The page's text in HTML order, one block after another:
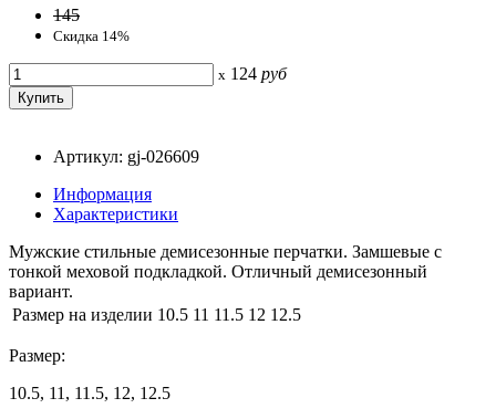
145
Скидка 14%
x 124 руб
Артикул: gj-026609
Информация
Характеристики
Мужские стильные демисезонные перчатки. Замшевые с
тонкой меховой подкладкой. Отличный демисезонный
вариант.
Размер на изделии 10.5 11 11.5 12 12.5
Размер:
10.5, 11, 11.5, 12, 12.5